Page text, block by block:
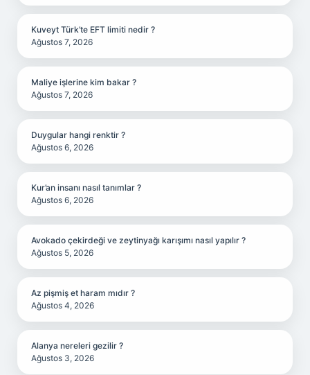
Kuveyt Türk’te EFT limiti nedir ?
Ağustos 7, 2026
Maliye işlerine kim bakar ?
Ağustos 7, 2026
Duygular hangi renktir ?
Ağustos 6, 2026
Kur’an insanı nasıl tanımlar ?
Ağustos 6, 2026
Avokado çekirdeği ve zeytinyağı karışımı nasıl yapılır ?
Ağustos 5, 2026
Az pişmiş et haram mıdır ?
Ağustos 4, 2026
Alanya nereleri gezilir ?
Ağustos 3, 2026